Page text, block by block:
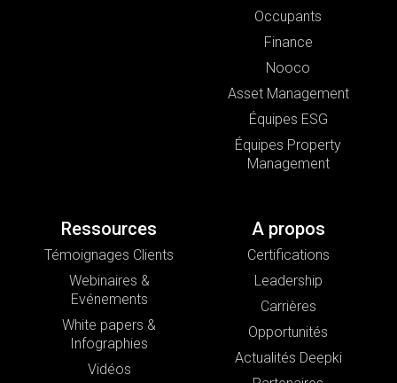
Occupants
Finance
Nooco
Asset Management
Équipes ESG
Équipes Property
Management
Ressources
Témoignages Clients
Webinaires &
Evénements
White papers &
Infographies
Vidéos
A propos
Certifications
Leadership
Carrières
Opportunités
Actualités Deepki